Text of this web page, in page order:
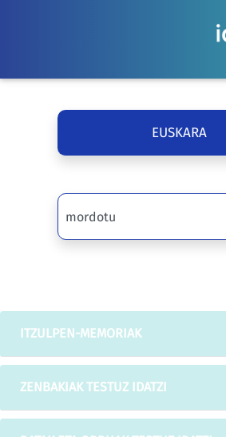
EUSKARA
ITZULPEN-MEMORIAK
ZENBAKIAK TESTUZ IDATZI